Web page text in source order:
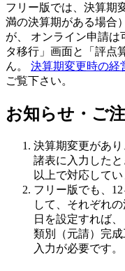
フリー版では、決算期
満の決算期がある場合
が、 オンライン申請は
タ移行」画面と「評点
ん。 決算期変更時の経
ご覧下さい。
お知らせ・ご
決算期変更があ
諸表に入力した
以上で対応してい
フリー版でも、
して、それぞれ
日を設定すれば
類別（元請）完
入力が必要です。